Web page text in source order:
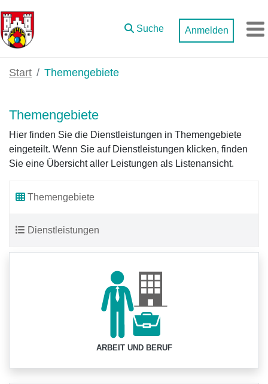
Zum Hauptinhalt springen
Suche
Anmelden
Start Themengebiete
Themengebiete
Hier finden Sie die Dienstleistungen in Themengebiete
eingeteilt. Wenn Sie auf Dienstleistungen klicken, finden
Sie eine Übersicht aller Leistungen als Listenansicht.
Themengebiete
Dienstleistungen
ARBEIT UND BERUF